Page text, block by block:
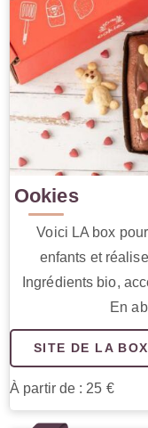
Ookies
Voici LA box
enfants et
Ingrédients bio,
En
SITE DE LA BOX
À partir de : 25 €